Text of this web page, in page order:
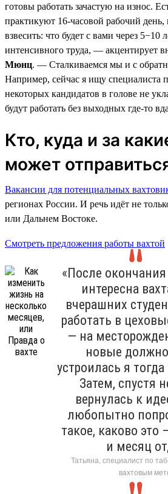
готовы работать зачастую на износ.
практикуют 16-часовой рабочий
взвесить: что будет с вами через 5−10
интенсивного труда, — акцентирует
Мюнц. — Сталкиваемся мы и с
Например, сейчас я ищу специалиста
некоторых кандидатов в голове не
будут работать без выходных где-то
Кто, куда и за
может
Вакансии для потенциальных
регионах России. И речь идёт не
или Дальнем Востоке.
Смотреть предложения работы вахтой
«После
интересна
вчерашних
работать в
— на
новые
устроилась я
Затем, спустя
вернулась к
любопытно
такое, каково это
и месяц
Татьяна, специалист по
вахтовым